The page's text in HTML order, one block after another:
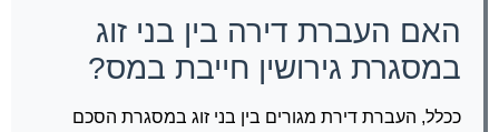
האם העברת דירה בין בני זוג
במסגרת גירושין חייבת במס?
ככלל, העברת דירת מגורים בין בני זוג במסגרת הסכם